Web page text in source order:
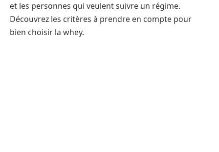
et les personnes qui veulent suivre un régime.
Découvrez les critères à prendre en compte pour
bien choisir la whey.